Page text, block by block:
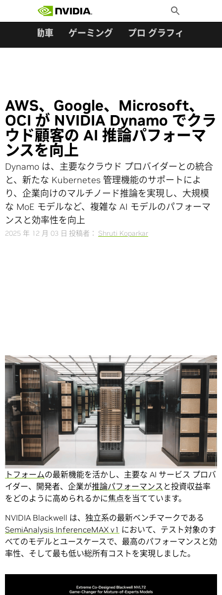
Toggle
Search
自動車 ゲーミング プロ グラフィックス
AWS、Google、Microsoft、
OCI が NVIDIA Dynamo でクラ
ウド顧客の AI 推論パフォーマ
ンスを向上
Dynamo は、主要なクラウド プロバイダーとの統合
と、新たな Kubernetes 管理機能のサポートによ
り、企業向けのマルチノード推論を実現し、大規模
な MoE モデルなど、複雑な AI モデルのパフォーマ
ンスと効率性を向上
2025 年 12 月 03 日 投稿者： Shruti Koparkar
Share
編集者注：本記事は「 Think SMART
」シリーズの最新号で
す。このシリーズでは、NVIDIA のフルスタック推論プラッ
トフォームの最新機能を活かし、主要な AI サービス プロバ
イダー、開発者、企業が推論パフォーマンス と投資収益率
をどのように高められるかに焦点を当てています。
NVIDIA Blackwell は、独立系の最新ベンチマークである
SemiAnalysis InferenceMAX v1 において、テスト対象のす
べてのモデルとユースケースで、最高のパフォーマンスと効
率性、そして最も低い総所有コストを実現しました。